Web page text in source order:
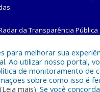
da Transparência Pública
reservados a Prefeitura
para melhorar sua
Ao utilizar nosso portal,
de monitoramento de
sobre como isso é
Leia mais). Se você